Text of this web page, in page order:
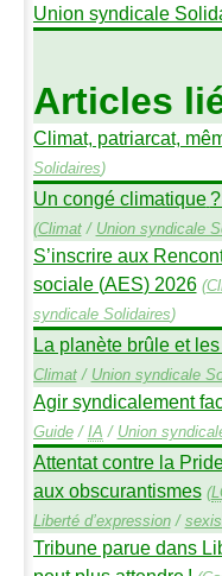
Union syndicale
Articles
Climat, patriarcat,
Solidaires)
Un congé climatique
(Climat/ Union syndicale
S’inscrire aux
sociale (AES) 2026 (
syndicale Solidaires)
La planète brûle et
Climat/ Union syndicale
Agir syndicalement
Guide/ IA / Union
Attentat contre la
aux obscurantismes (
Liberté d’expression/
Tribune parue dans